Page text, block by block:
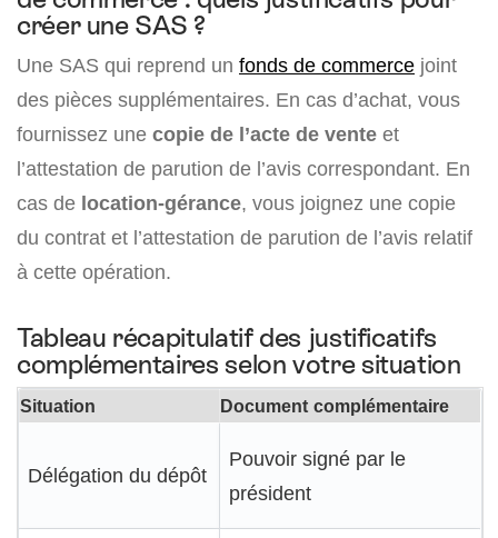
créer une SAS ?
Une SAS qui reprend un fonds de commerce joint
des pièces supplémentaires. En cas d’achat, vous
fournissez une copie de l’acte de vente et
l’attestation de parution de l’avis correspondant. En
cas de location-gérance, vous joignez une copie
du contrat et l’attestation de parution de l’avis relatif
à cette opération.
Tableau récapitulatif des justificatifs
complémentaires selon votre situation
Situation Document complémentaire
Délégation du dépôt
Pouvoir signé par le
président